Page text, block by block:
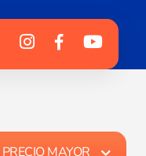
PRECIO MAYOR